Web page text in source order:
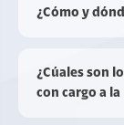
¿Cómo y
¿Cúales son
con cargo a